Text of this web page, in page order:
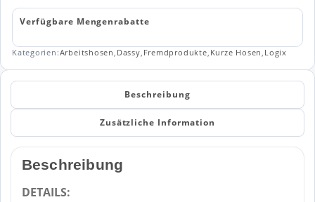
WOMAN
Verfügbare Mengenrabatte
Kategorien:Arbeitshosen Dassy Fremdprodukte Kurze Hosen Logix
Beschreibung
Zusätzliche Information
Beschreibung
DETAILS: